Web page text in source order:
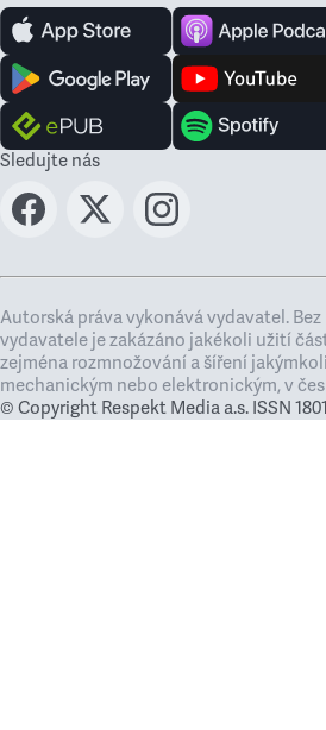
Sledujte nás
Autorská práva vykonává vydavatel.
vydavatele je zakázáno jakékoli užití
zejména rozmnožování a šíření
mechanickým nebo elektronickým, v
© Copyright Respekt Media a.s. ISSN